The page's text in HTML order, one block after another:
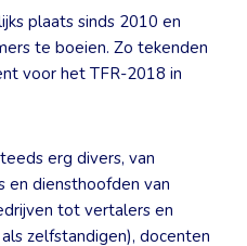
plaats sinds 2010 en
te boeien. Zo tekenden
voor het TFR-2018 in
erg divers, van
en diensthoofden van
tot vertalers en
zelfstandigen), docenten